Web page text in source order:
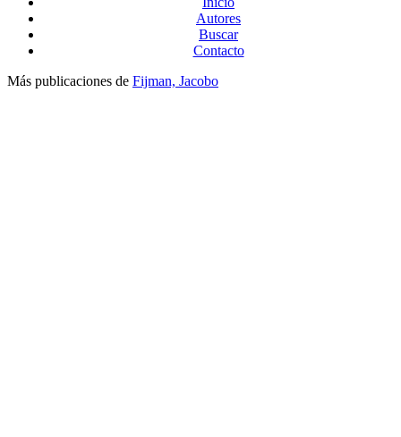
Autores
Buscar
Contacto
Más publicaciones de Fijman, Jacobo